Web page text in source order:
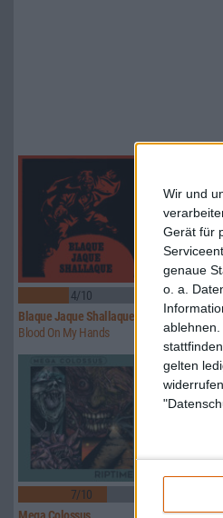
Wir und
Gerät für
genaue
o. a.
ablehnen.
gelten
4/10
Blaque Jaque Shallaque
Blood On My Hands
7/
Iron Fate
Crimson
7/10